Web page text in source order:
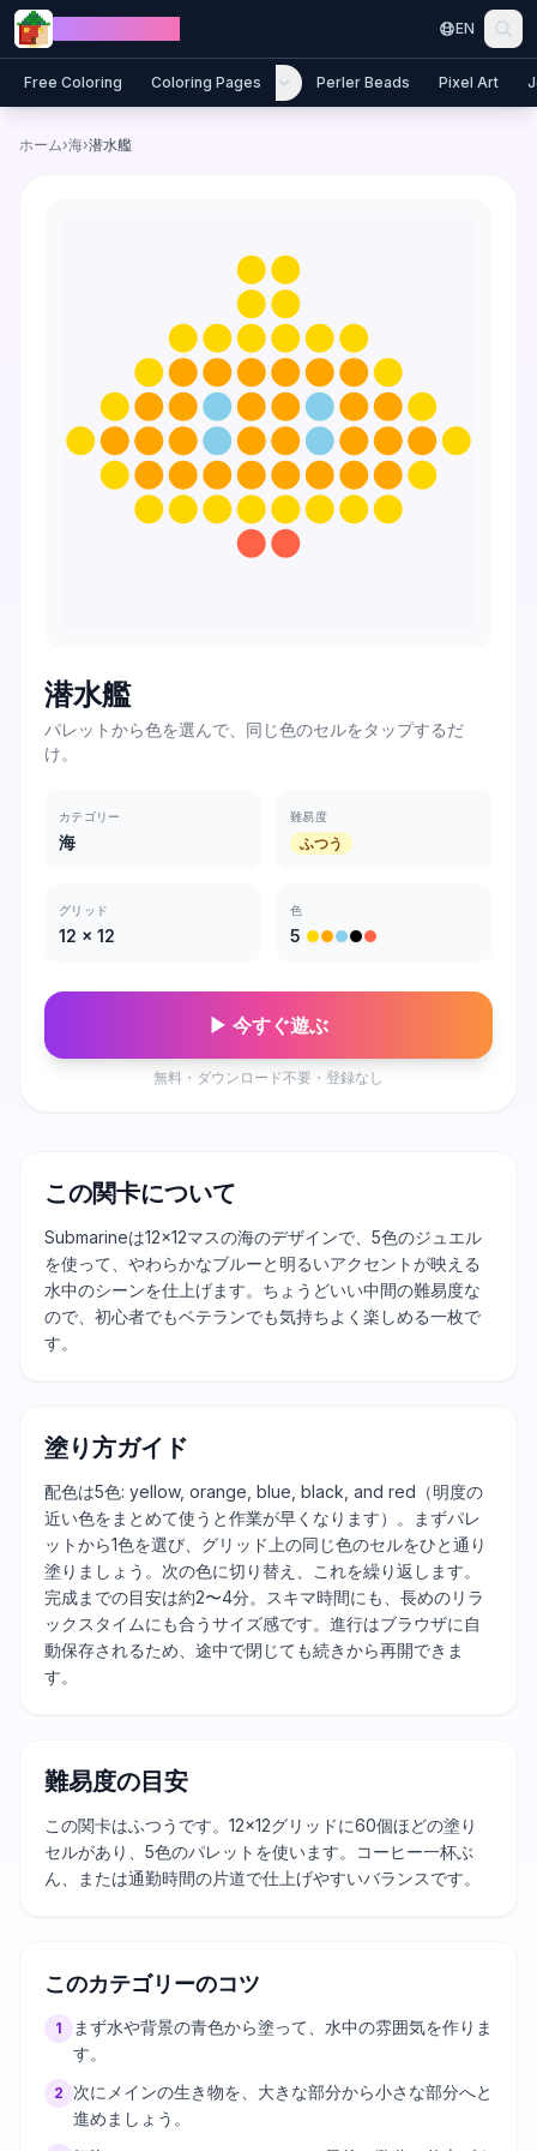
Skip to content
EN
Free Coloring Coloring Pages Perler Beads Pixel Art
ホーム›海›潜水艦
潜水艦
パレットから色を選んで、同じ色のセルをタップするだ
け。
カテゴリー
海
難易度
ふつう
グリッド
12 × 12
色
5
▶ 今すぐ遊ぶ
無料・ダウンロード不要・登録なし
この関卡について
Submarineは12×12マスの海のデザインで、5色のジュエル
を使って、やわらかなブルーと明るいアクセントが映える
水中のシーンを仕上げます。ちょうどいい中間の難易度な
ので、初心者でもベテランでも気持ちよく楽しめる一枚で
す。
塗り方ガイド
配色は5色: yellow, orange, blue, black, and red（明度の
近い色をまとめて使うと作業が早くなります）。まずパレ
ットから1色を選び、グリッド上の同じ色のセルをひと通り
塗りましょう。次の色に切り替え、これを繰り返します。
完成までの目安は約2〜4分。スキマ時間にも、長めのリラ
ックスタイムにも合うサイズ感です。進行はブラウザに自
動保存されるため、途中で閉じても続きから再開できま
す。
難易度の目安
この関卡はふつうです。12×12グリッドに60個ほどの塗り
セルがあり、5色のパレットを使います。コーヒー一杯ぶ
ん、または通勤時間の片道で仕上げやすいバランスです。
このカテゴリーのコツ
1
まず水や背景の青色から塗って、水中の雰囲気を作りま
す。
2
次にメインの生き物を、大きな部分から小さな部分へと
進めましょう。